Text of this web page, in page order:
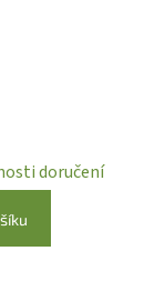
doručení